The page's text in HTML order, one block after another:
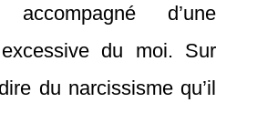
d’une
du moi. Sur
du narcissisme qu’il